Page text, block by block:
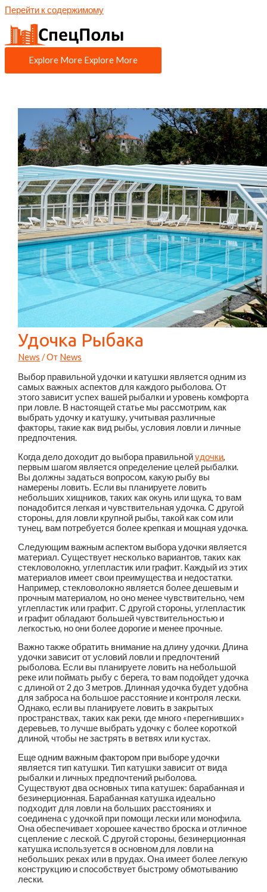
Перейти к содержимому
Explore More Explore More
Удочка Рыбака
News / От News
Выбор правильной удочки и катушки является одним из
самых важных аспектов для каждого рыболова. От
этого зависит успех вашей рыбалки и уровень комфорта
при ловле. В настоящей статье мы рассмотрим, как
выбрать удочку и катушку, учитывая различные
факторы, такие как вид рыбы, условия ловли и личные
предпочтения.
Когда дело доходит до выбора правильнойудочки,
первым шагом является определение целей рыбалки.
Вы должны задаться вопросом, какую рыбу вы
намерены ловить. Если вы планируете ловить
небольших хищников, таких как окунь или щука, то вам
понадобится легкая и чувствительная удочка. С другой
стороны, для ловли крупной рыбы, такой как сом или
тунец, вам потребуется более крепкая и мощная удочка.
Следующим важным аспектом выбора удочки является
материал. Существует несколько вариантов, таких как
стекловолокно, углепластик или графит. Каждый из этих
материалов имеет свои преимущества и недостатки.
Например, стекловолокно является более дешевым и
прочным материалом, но оно менее чувствительно, чем
углепластик или графит. С другой стороны, углепластик
и графит обладают большей чувствительностью и
легкостью, но они более дорогие и менее прочные.
Важно также обратить внимание на длину удочки. Длина
удочки зависит от условий ловли и предпочтений
рыболова. Если вы планируете ловить на небольшой
реке или поймать рыбу с берега, то вам подойдет удочка
с длиной от 2 до 3 метров. Длинная удочка будет удобна
для заброса на большое расстояние и контроля лески.
Однако, если вы планируете ловить в закрытых
пространствах, таких как реки, где много «перегнивших»
деревьев, то лучше выбрать удочку с более короткой
длиной, чтобы не застрять в ветвях или кустах.
Еще одним важным фактором при выборе удочки
является тип катушки. Тип катушки зависит от вида
рыбалки и личных предпочтений рыболова.
Существуют два основных типа катушек: барабанная и
безинерционная. Барабанная катушка идеально
подходит для ловли на больших расстояниях и
соединена с удочкой при помощи лески или монофила.
Она обеспечивает хорошее качество броска и отличное
сцепление с леской. С другой стороны, безинерционная
катушка используется в основном для ловли на
небольших реках или в прудах. Она имеет более легкую
конструкцию и способствует быстрому обмотыванию
лески.